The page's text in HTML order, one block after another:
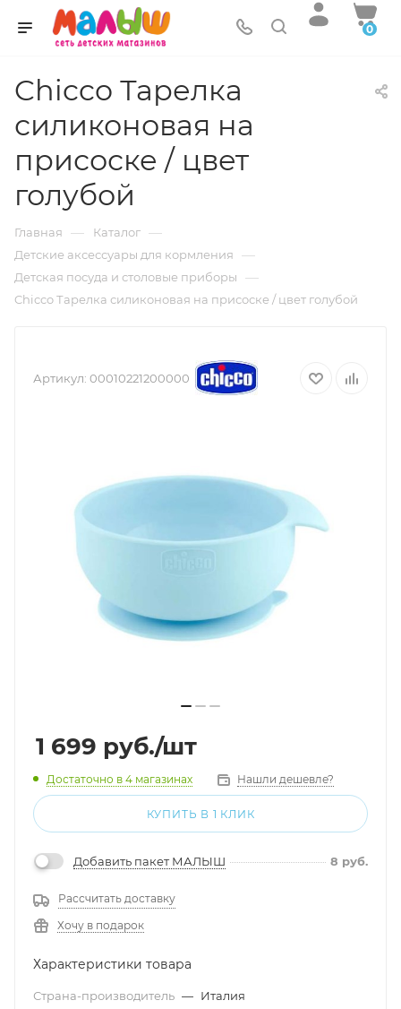
0
Chicco Тарелка
силиконовая на
присоске / цвет
голубой
Главная — Каталог —
Детские аксессуары для кормления —
Детская посуда и столовые приборы —
Chicco Тарелка силиконовая на присоске / цвет голубой
Артикул: 00010221200000
1 699 руб./шт
Достаточно в 4 магазинах Нашли дешевле?
КУПИТЬ В 1 КЛИК
Добавить пакет МАЛЫШ 8 руб.
Рассчитать доставку
Хочу в подарок
Характеристики товара
Страна-производитель — Италия